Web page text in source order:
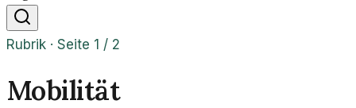
Rubrik · Seite 1 / 2
Mobilität